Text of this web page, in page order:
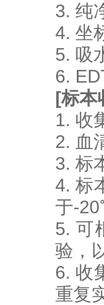
3. 纯
4. 坐
5. 吸
6.
[标本
1. 收
2. 血
3. 标
4. 标
于-
5. 可
验，
6. 收
重复